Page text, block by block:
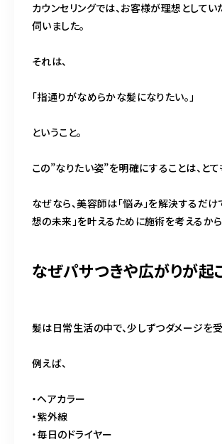
カウンセリングでは、お客様が理想として
伺いました。
それは、
「指通りがなめらかな髪になりたい。」
ということ。
この”なりたい姿”を明確にすることは、とて
なぜなら、美容師は「悩み」を解決するだけ
想の未来」を叶えるために施術を考えるから
なぜパサつきや広がりが起
髪は日常生活の中で、少しずつダメージを受
例えば、
・ヘアカラー
・紫外線
・毎日のドライヤー